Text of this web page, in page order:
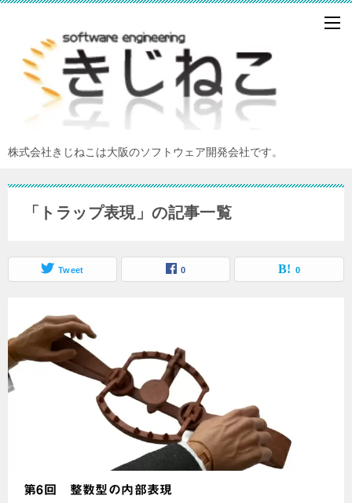
株式会社きじねこは大阪のソフトウェア開発会社です。
「トラップ表現」の記事一覧
Tweet 0 0
第6回 整数型の内部表現